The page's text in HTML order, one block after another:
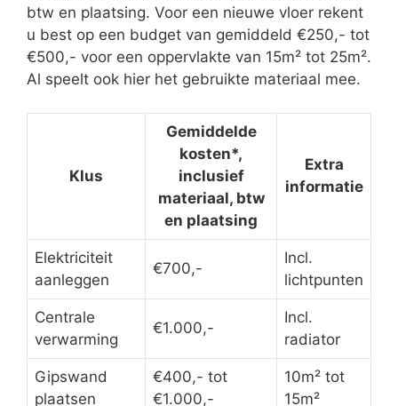
btw en plaatsing. Voor een nieuwe vloer rekent
u best op een budget van gemiddeld €250,- tot
€500,- voor een oppervlakte van 15m² tot 25m².
Al speelt ook hier het gebruikte materiaal mee.
Klus
Gemiddelde
kosten*,
inclusief
materiaal, btw
en plaatsing
Extra
informatie
Elektriciteit
aanleggen
€700,-
Incl.
lichtpunten
Centrale
verwarming
€1.000,-
Incl.
radiator
Gipswand
plaatsen
€400,- tot
€1.000,-
10m² tot
15m²